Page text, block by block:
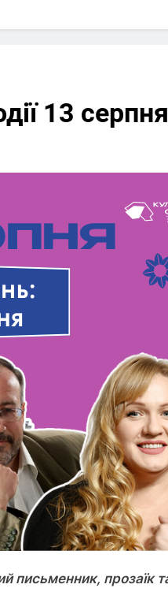
13 серпня
письменник,